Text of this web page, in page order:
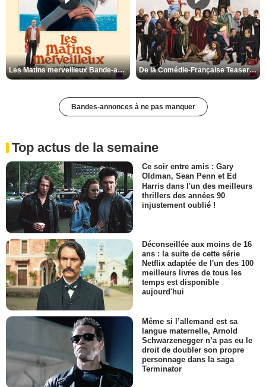
Les Matins merveilleux Bande-annonce VF De la Comédie-Française Teaser VF
Bandes-annonces à ne pas manquer
Top actus de la semaine
Ce soir entre amis : Gary
Oldman, Sean Penn et Ed
Harris dans l'un des meilleurs
thrillers des années 90
injustement oublié !
Déconseillée aux moins de 16
ans : la suite de cette série
Netflix adaptée de l'un des 100
meilleurs livres de tous les
temps est disponible
aujourd'hui
Même si l’allemand est sa
langue maternelle, Arnold
Schwarzenegger n’a pas eu le
droit de doubler son propre
personnage dans la saga
Terminator